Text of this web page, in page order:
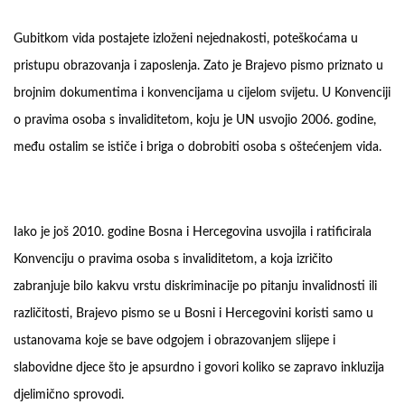
Gubitkom vida postajete izloženi nejednakosti, poteškoćama u
pristupu obrazovanja i zaposlenja. Zato je Brajevo pismo priznato u
brojnim dokumentima i konvencijama u cijelom svijetu. U Konvenciji
o pravima osoba s invaliditetom, koju je UN usvojio 2006. godine,
među ostalim se ističe i briga o dobrobiti osoba s oštećenjem vida.
Iako je još 2010. godine Bosna i Hercegovina usvojila i ratificirala
Konvenciju o pravima osoba s invaliditetom, a koja izričito
zabranjuje bilo kakvu vrstu diskriminacije po pitanju invalidnosti ili
različitosti, Brajevo pismo se u Bosni i Hercegovini koristi samo u
ustanovama koje se bave odgojem i obrazovanjem slijepe i
slabovidne djece što je apsurdno i govori koliko se zapravo inkluzija
djelimično sprovodi.